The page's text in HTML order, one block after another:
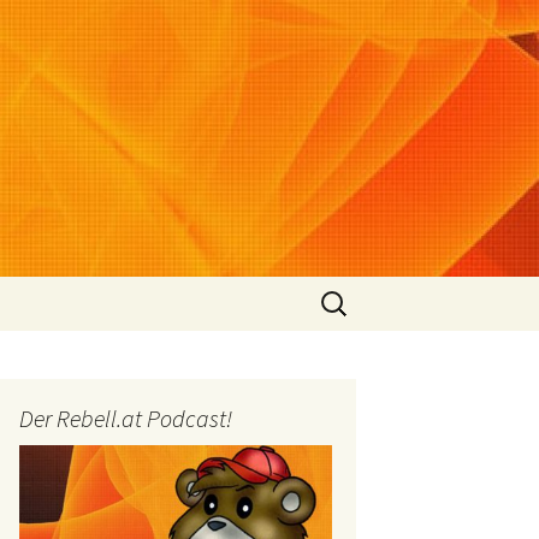
Suchen
nach:
Der Rebell.at Podcast!